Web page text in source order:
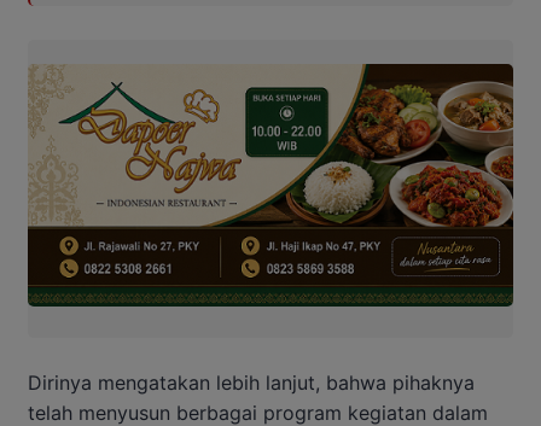
Dirinya mengatakan lebih lanjut, bahwa pihaknya
telah menyusun berbagai program kegiatan dalam